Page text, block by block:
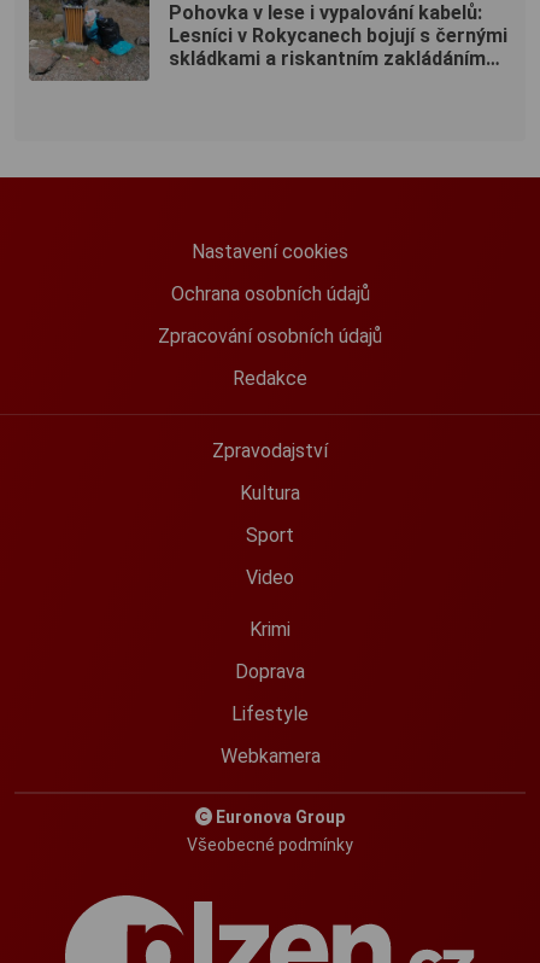
Pohovka v lese i vypalování kabelů:
Lesníci v Rokycanech bojují s černými
skládkami a riskantním zakládáním
Nastavení cookies
Ochrana osobních údajů
Zpracování osobních údajů
Redakce
Zpravodajství
Kultura
Sport
Video
Krimi
Doprava
Lifestyle
Webkamera
Euronova Group
Všeobecné podmínky